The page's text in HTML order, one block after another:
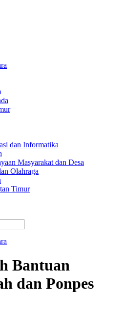
dan Informatika
Masyarakat dan Desa
Olahraga
Timur
Bantuan
dan Ponpes